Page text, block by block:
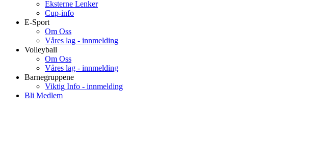
Eksterne Lenker
Cup-info
E-Sport
Om Oss
Våres lag - innmelding
Volleyball
Om Oss
Våres lag - innmelding
Barnegruppene
Viktig Info - innmelding
Bli Medlem